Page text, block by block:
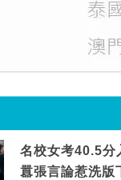
名校女考40.5分
囂張言論惹洗版